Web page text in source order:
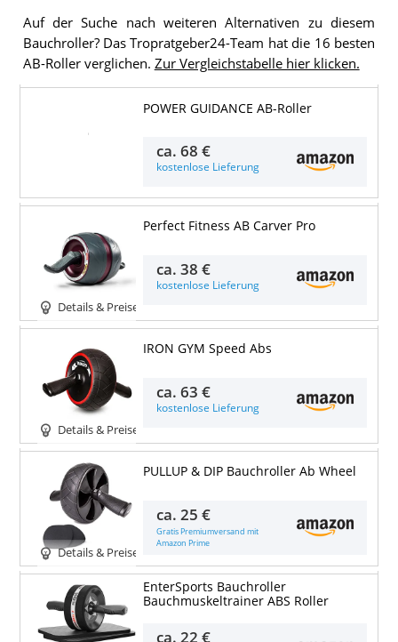
Auf der Suche nach weiteren Alternativen zu diesem
Bauchroller? Das Tropratgeber24-Team hat die 16 besten
AB-Roller verglichen. Zur Vergleichstabelle hier klicken.
POWER GUIDANCE AB-Roller
ca.68 €
kostenlose Lieferung
Details & Preise
Perfect Fitness AB Carver Pro
ca.38 €
kostenlose Lieferung
Details & Preise
IRON GYM Speed Abs
ca.63 €
kostenlose Lieferung
Details & Preise
PULLUP & DIP Bauchroller Ab Wheel
ca.25 €
Gratis Premiumversand mit
Amazon Prime
EnterSports Bauchroller
Bauchmuskeltrainer ABS Roller
ca.22 €